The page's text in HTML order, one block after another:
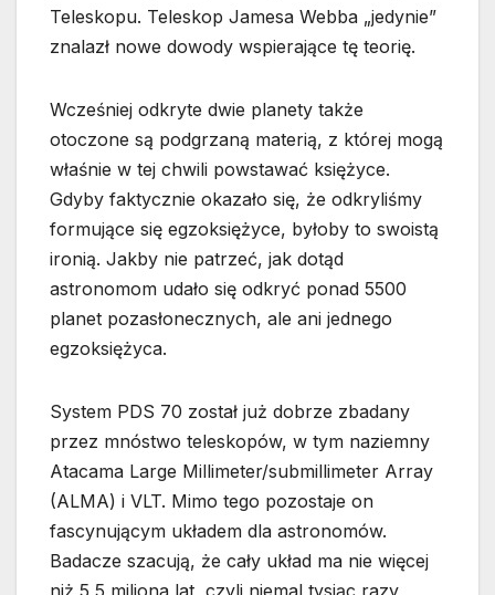
Teleskopu. Teleskop Jamesa Webba „jedynie”
znalazł nowe dowody wspierające tę teorię.
Wcześniej odkryte dwie planety także
otoczone są podgrzaną materią, z której mogą
właśnie w tej chwili powstawać księżyce.
Gdyby faktycznie okazało się, że odkryliśmy
formujące się egzoksiężyce, byłoby to swoistą
ironią. Jakby nie patrzeć, jak dotąd
astronomom udało się odkryć ponad 5500
planet pozasłonecznych, ale ani jednego
egzoksiężyca.
System PDS 70 został już dobrze zbadany
przez mnóstwo teleskopów, w tym naziemny
Atacama Large Millimeter/submillimeter Array
(ALMA) i VLT. Mimo tego pozostaje on
fascynującym układem dla astronomów.
Badacze szacują, że cały układ ma nie więcej